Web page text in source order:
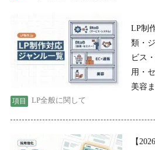
LP制
類・
ビス
用・
美容
LP全般に関して
【